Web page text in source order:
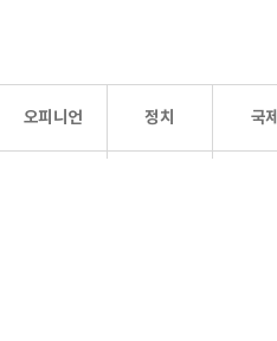
오피니언 정치 국제